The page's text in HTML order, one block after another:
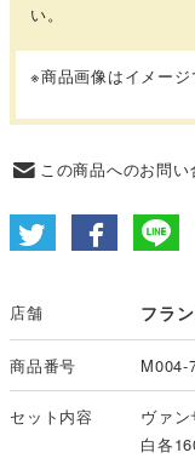
い。
※商品画像はイメージ
この商品へのお問い
店舗 フラ
商品番号 M004-
セット内容
ヴァ
白各